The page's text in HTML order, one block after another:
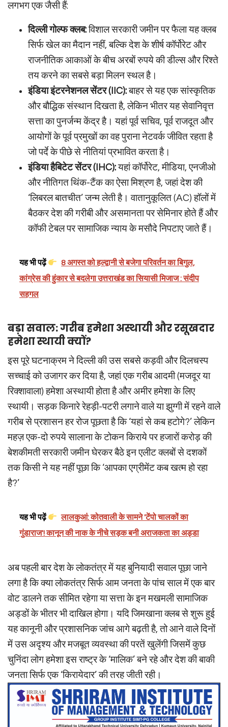
लगभग एक जैसी हैं:
दिल्ली गोल्फ क्लब:विशाल सरकारी जमीन पर फैला यह क्लब
सिर्फ खेल का मैदान नहीं, बल्कि देश के शीर्ष कॉर्पोरेट और
राजनीतिक आकाओं के बीच अरबों रुपये की डील्स और रिश्ते
तय करने का सबसे बड़ा मिलन स्थल है।
इंडिया इंटरनेशनल सेंटर (IIC):बाहर से यह एक सांस्कृतिक
और बौद्धिक संस्थान दिखता है, लेकिन भीतर यह सेवानिवृत्त
सत्ता का पुनर्जन्म केंद्र है। यहां पूर्व सचिव, पूर्व राजदूत और
आयोगों के पूर्व प्रमुखों का वह पुराना नेटवर्क जीवित रहता है
जो पर्दे के पीछे से नीतियां प्रभावित करता है।
इंडिया हैबिटेट सेंटर (IHC):यहां कॉर्पोरेट, मीडिया, एनजीओ
और नीतिगत थिंक-टैंक का ऐसा मिश्रण है, जहां देश की
‘लिबरल बातचीत’ जन्म लेती है। वातानुकूलित (AC) हॉलों में
बैठकर देश की गरीबी और असमानता पर सेमिनार होते हैं और
कॉफी टेबल पर सामाजिक न्याय के मसौदे निपटाए जाते हैं।
यह भी पढ़ें
8 अगस्त को हल्द्वानी से बजेगा परिवर्तन का बिगुल,
कांग्रेस की हुंकार से बदलेगा उत्तराखंड का सियासी मिजाज : संदीप
सहगल
बड़ा सवाल: गरीब हमेशा अस्थायी और रसूखदार
हमेशा स्थायी क्यों?
इस पूरे घटनाक्रम ने दिल्ली की उस सबसे कड़वी और दिलचस्प
सच्चाई को उजागर कर दिया है, जहां एक गरीब आदमी (मजदूर या
रिक्शावाला) हमेशा अस्थायी होता है और अमीर हमेशा के लिए
स्थायी। सड़क किनारे रेहड़ी-पटरी लगाने वाले या झुग्गी में रहने वाले
गरीब से प्रशासन हर रोज पूछता है कि ‘यहां से कब हटोगे?’ लेकिन
महज़ एक-दो रुपये सालाना के टोकन किराये पर हजारों करोड़ की
बेशकीमती सरकारी जमीन घेरकर बैठे इन एलीट क्लबों से दशकों
तक किसी ने यह नहीं पूछा कि ‘आपका एग्रीमेंट कब खत्म हो रहा
है?’
यह भी पढ़ें
लालकुआं: कोतवाली के सामने 'टेंपो चालकों का
गुंडाराज'! कानून की नाक के नीचे सड़क बनी अराजकता का अड्डा
अब पहली बार देश के लोकतंत्र में यह बुनियादी सवाल पूछा जाने
लगा है कि क्या लोकतंत्र सिर्फ आम जनता के पांच साल में एक बार
वोट डालने तक सीमित रहेगा या सत्ता के इन मखमली सामाजिक
अड्डों के भीतर भी दाखिल होगा। यदि जिमखाना क्लब से शुरू हुई
यह कानूनी और प्रशासनिक जांच आगे बढ़ती है, तो आने वाले दिनों
में उस अदृश्य और मजबूत व्यवस्था की परतें खुलेंगी जिसमें कुछ
चुनिंदा लोग हमेशा इस राष्ट्र के ‘मालिक’ बने रहे और देश की बाकी
जनता सिर्फ एक ‘किरायेदार’ की तरह जीती रही।